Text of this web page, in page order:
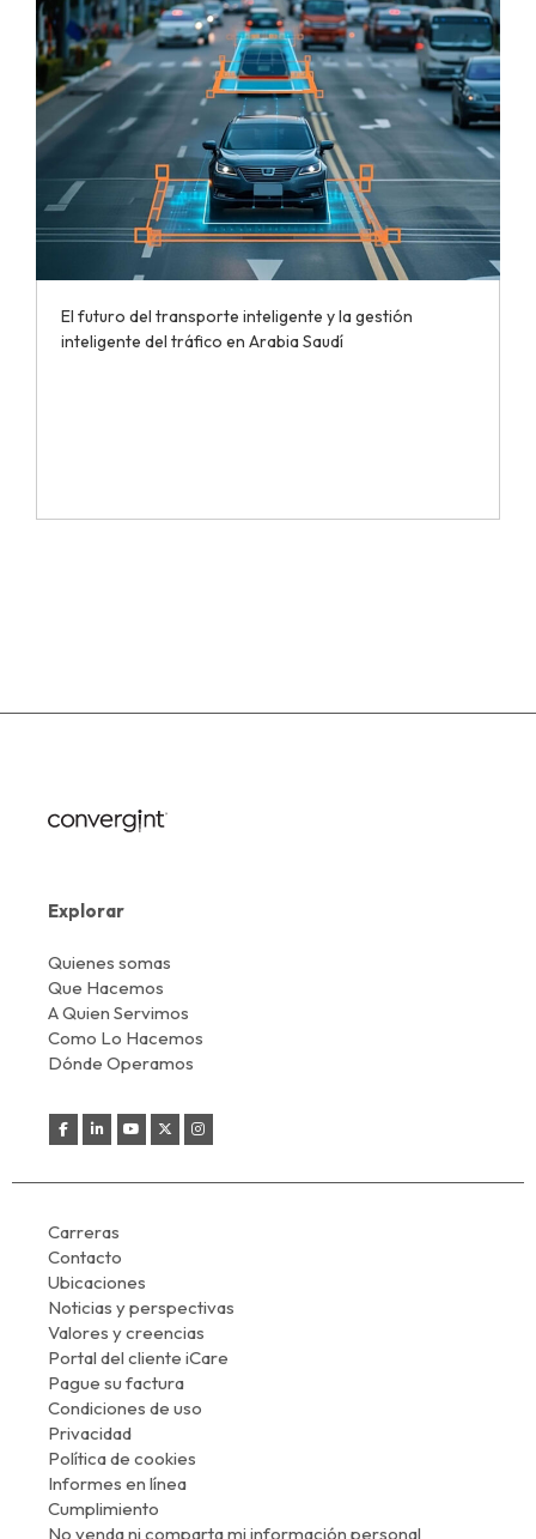
El futuro del transporte inteligente y la gestión
inteligente del tráfico en Arabia Saudí
Explorar
Quienes somas
Que Hacemos
A Quien Servimos
Como Lo Hacemos
Dónde Operamos
Carreras
Contacto
Ubicaciones
Noticias y perspectivas
Valores y creencias
Portal del cliente iCare
Pague su factura
Condiciones de uso
Privacidad
Política de cookies
Informes en línea
Cumplimiento
No venda ni comparta mi información personal